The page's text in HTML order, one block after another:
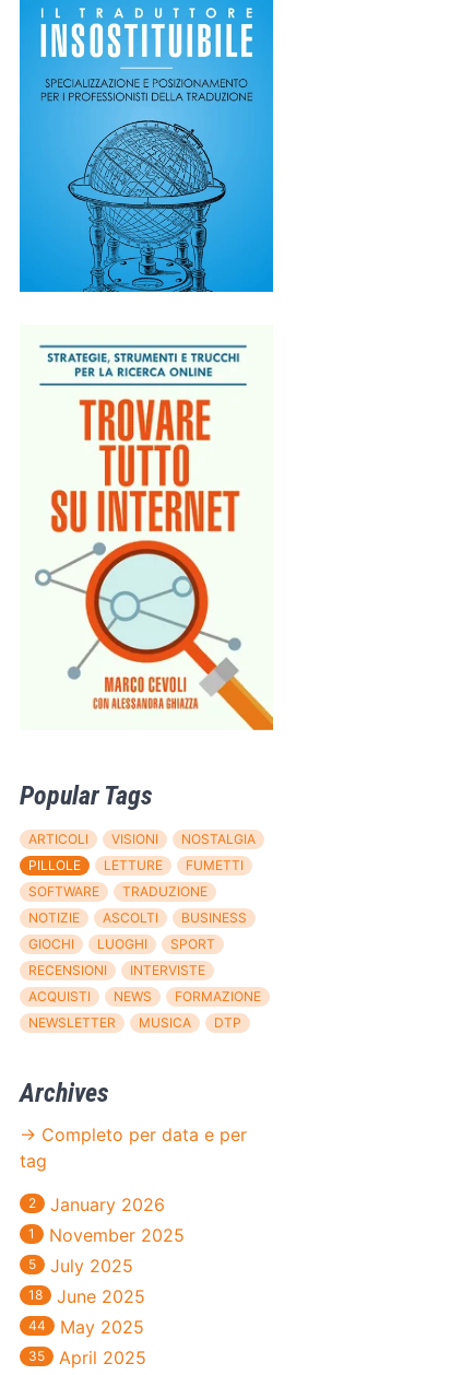
Popular Tags
ARTICOLI VISIONI
NOSTALGIA
PILLOLE
LETTURE
FUMETTI
SOFTWARE
TRADUZIONE
NOTIZIE
ASCOLTI
BUSINESS
GIOCHI
LUOGHI
SPORT
RECENSIONI
INTERVISTE
ACQUISTI
NEWS
FORMAZIONE
NEWSLETTER
MUSICA DTP
Archives
→ Completo per data e per
tag
2 January 2026
1 November 2025
5 July 2025
18 June 2025
44 May 2025
35 April 2025